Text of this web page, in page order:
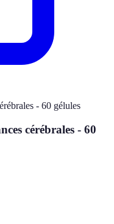
cérébrales - 60